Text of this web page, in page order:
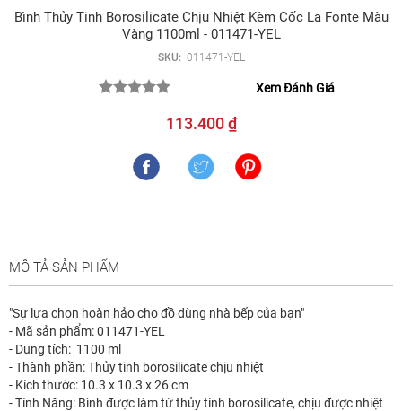
Bình Thủy Tinh Borosilicate Chịu Nhiệt Kèm Cốc La Fonte Màu
Vàng 1100ml - 011471-YEL
SKU: 011471-YEL
Xem Đánh Giá
113.400 ₫
MÔ TẢ SẢN PHẨM
"Sự lựa chọn hoàn hảo cho đồ dùng nhà bếp của bạn"
- Mã sản phẩm: 011471-YEL
- Dung tích: 1100 ml
- Thành phần: Thủy tinh borosilicate chịu nhiệt
- Kích thước: 10.3 x 10.3 x 26 cm
- Tính Năng: Bình được làm từ thủy tinh borosilicate, chịu được nhiệt